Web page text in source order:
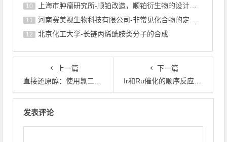
10 上海巿肿瘤研究所-顺铂改造，顺铂衍生物的设计合成
11 河南赛美视生物科技有限公司-非常见化合物的定制合成，工艺研发
12 北京化工大学-长链丙烯酰胺类分子的合成
上一篇
直接还原醇：使用氯二苯基硅烷和催化量的三氯化铟对二级或叔醇的高度化学选择性还原系统
下一篇
Ir和Ru催化的顺序反应：用醇不对称α-烷基化还原酮
发表评论